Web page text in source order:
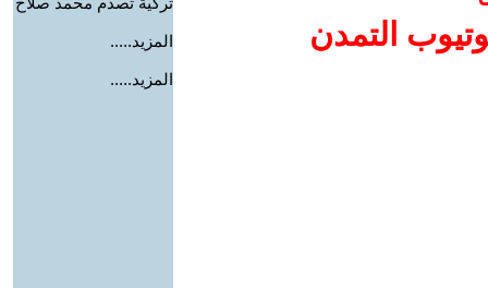
التمدن
المزيد.....
المزيد.....